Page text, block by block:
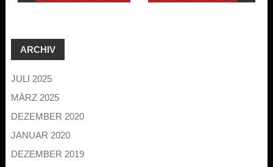
ARCHIV
JULI 2025
MÄRZ 2025
DEZEMBER 2020
JANUAR 2020
DEZEMBER 2019